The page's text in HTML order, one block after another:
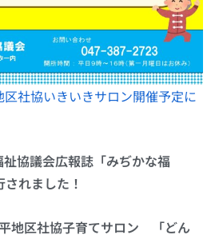
社協いきいきサロン開催予定に
協議会広報誌「みぢかな福
れました！
地区社協子育てサロン 「どん